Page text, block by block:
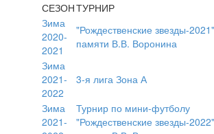
СЕЗОНТУРНИР
Зима
2020-
2021
"Рождественские звезды-2021"
памяти В.В. Воронина
Зима
2021-
2022
3-я лига Зона А
Зима
2021-
Турнир по мини-футболу
"Рождественские звезды-2022"